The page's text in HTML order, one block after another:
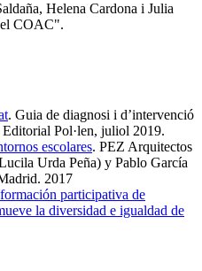
Helena Cardona i Julia
COAC".
. Guia de diagnosi i d’intervenció
Editorial Pol·len, juliol 2019.
escolares. PEZ Arquitectos
Urda Peña) y Pablo García
2017
participativa de
la diversidad e igualdad de